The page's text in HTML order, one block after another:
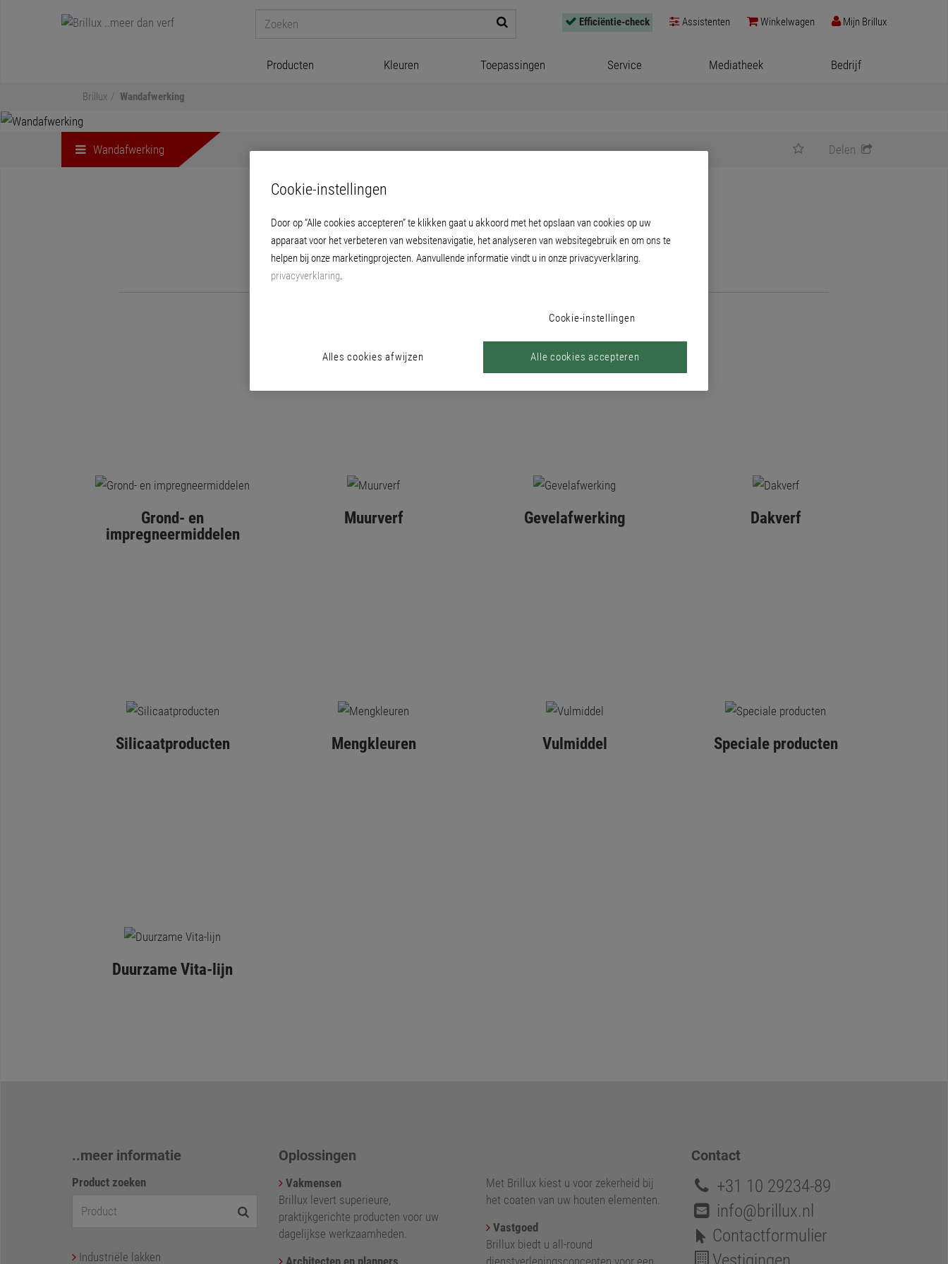
Efficiëntie-check Assistenten Winkelwagen Mijn Brillux
Producten Kleuren Toepassingen Service Mediatheek Bedrijf
Brillux Wandafwerking
Wandafwerking Delen
Wandafwerking
Grond- en
impregneermiddelen
Muurverf Gevelafwerking Dakverf
Silicaatproducten Mengkleuren Vulmiddel Speciale producten
Duurzame Vita-lijn
..meer informatie
Product zoeken
Industriële lakken
Oplossingen
Vakmensen
Brillux levert superieure,
praktijkgerichte producten voor uw
dagelijkse werkzaamheden.
Met Brillux kiest u voor zekerheid bij
het coaten van uw houten elementen.
Vastgoed
Brillux biedt u all-round
Contact
+31 10 29234-89
info@brillux.nl
Contactformulier
Cookie-instellingen
Door op “Alle cookies accepteren” te klikken gaat u akkoord met het opslaan van cookies op uw
apparaat voor het verbeteren van websitenavigatie, het analyseren van websitegebruik en om ons te
helpen bij onze marketingprojecten. Aanvullende informatie vindt u in onze privacyverklaring.
privacyverklaring.
Cookie-instellingen
Alles cookies afwijzen Alle cookies accepteren